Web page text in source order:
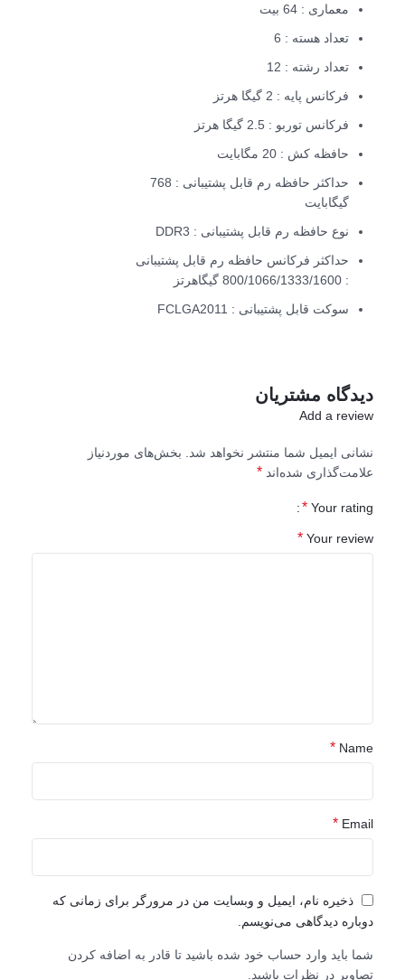
معماری : 64 بیت
تعداد هسته : 6
تعداد رشته : 12
فرکانس پایه : 2 گیگا هرتز
فرکانس توربو : 2.5 گیگا هرتز
حافظه کش : 20 مگابایت
حداکثر حافظه رم قابل پشتیبانی : 768
گیگابایت
نوع حافظه رم قابل پشتیبانی : DDR3
حداکثر فرکانس حافظه رم قابل پشتیبانی
: 800/1066/1333/1600 گیگاهرتز
سوکت قابل پشتیبانی : FCLGA2011
دیدگاه مشتریان
Add a review
نشانی ایمیل شما منتشر نخواهد شد.
بخش‌های موردنیاز
علامت‌گذاری شده‌اند *
Your rating
*
Your review
*
Name
*
Email
*
ذخیره نام، ایمیل و وبسایت من در مرورگر برای زمانی که
دوباره دیدگاهی می‌نویسم.
شما باید وارد حساب خود شده باشید تا قادر به اضافه کردن
تصاویر در نظرات باشید.